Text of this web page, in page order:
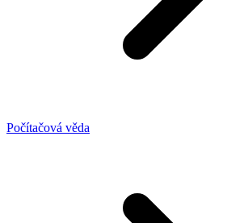
Počítačová věda